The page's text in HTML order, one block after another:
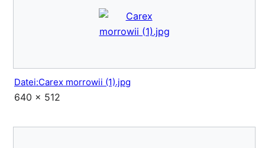
Datei:Carex morrowii (1).jpg
640 × 512